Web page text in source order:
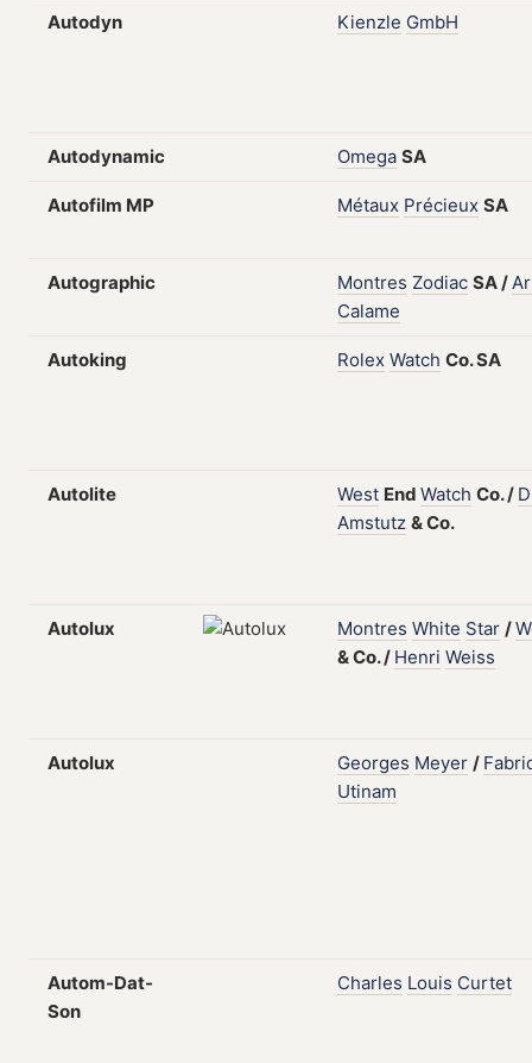
Autodyn Kienzle GmbH
Autodynamic Omega SA
Autofilm MP Métaux Précieux SA
Autographic Montres Zodiac SA/
Calame
Autoking Rolex Watch Co.SA
Autolite West End Watch Co./
Amstutz &Co.
Autolux Montres White Star /
&Co./ Henri Weiss
Autolux Georges Meyer /
Utinam
Autom-Dat-
Son
Charles Louis Curtet